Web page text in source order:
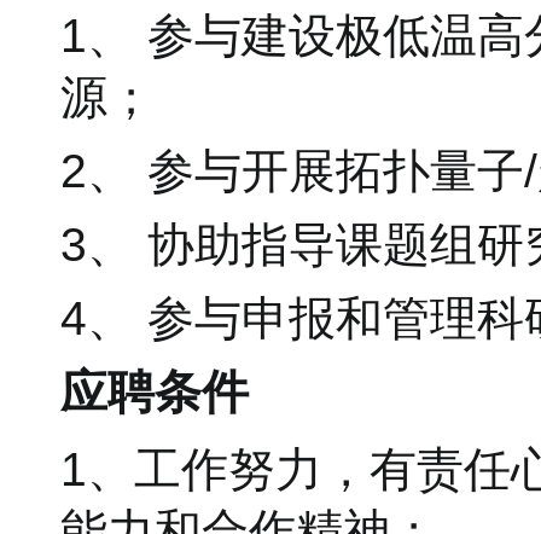
1、 参与建设极低温
源；
2、 参与开展拓扑量
3、 协助指导课题组
4、 参与申报和管理科
应聘条件
1、工作努力，有责任